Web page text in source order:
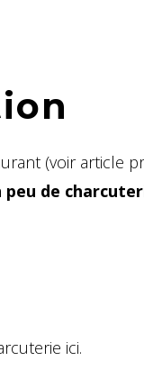
(voir article
peu de
ici.